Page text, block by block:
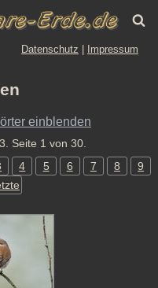
Datenschutz Impressum
einblenden
Seite 1 von 30.
4 5 6 7 8
9